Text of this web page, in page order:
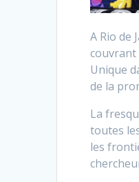
A Rio de
couvrant
Unique
de la
La
toutes
les